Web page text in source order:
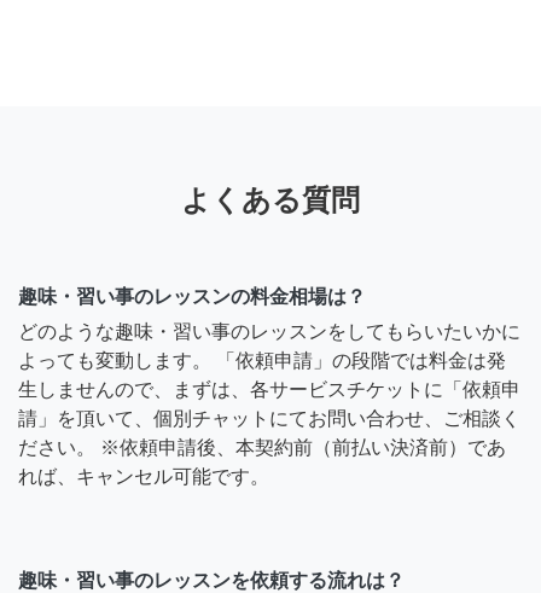
よくある質問
趣味・習い事のレッスンの料金相場は？
どのような趣味・習い事のレッスンをしてもらいたいかに
よっても変動します。 「依頼申請」の段階では料金は発
生しませんので、まずは、各サービスチケットに「依頼申
請」を頂いて、個別チャットにてお問い合わせ、ご相談く
ださい。 ※依頼申請後、本契約前（前払い決済前）であ
れば、キャンセル可能です。
趣味・習い事のレッスンを依頼する流れは？